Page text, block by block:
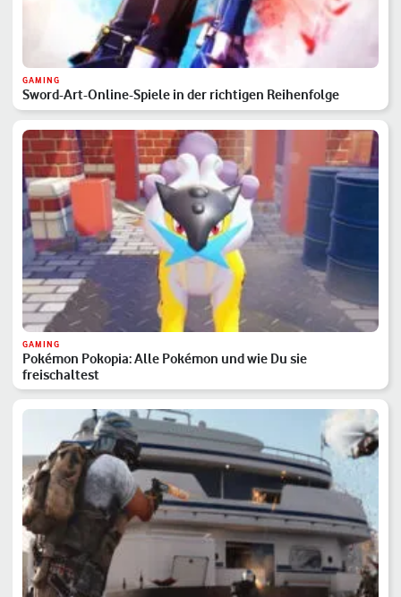
GAMING
Sword-Art-Online-Spiele in der richtigen Reihenfolge
GAMING
Pokémon Pokopia: Alle Pokémon und wie Du sie
freischaltest